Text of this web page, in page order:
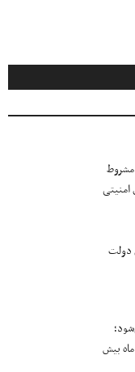
مشروط
امنیتی
دولت
بیش